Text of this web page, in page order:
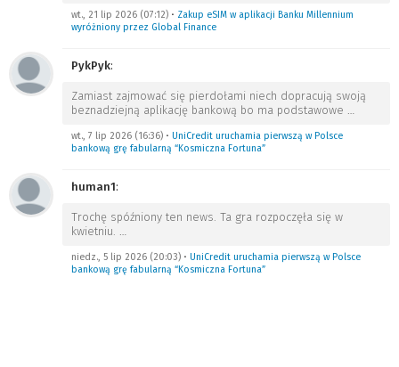
wt., 21 lip 2026 (07:12) • Zakup eSIM w aplikacji Banku Millennium
wyróżniony przez Global Finance
PykPyk:
Zamiast zajmować się pierdołami niech dopracują swoją
beznadziejną aplikację bankową bo ma podstawowe …
wt., 7 lip 2026 (16:36) • UniCredit uruchamia pierwszą w Polsce
bankową grę fabularną “Kosmiczna Fortuna”
human1:
Trochę spóźniony ten news. Ta gra rozpoczęła się w
kwietniu. …
niedz., 5 lip 2026 (20:03) • UniCredit uruchamia pierwszą w Polsce
bankową grę fabularną “Kosmiczna Fortuna”